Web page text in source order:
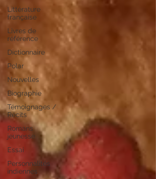
Littérature
française
Livres de
référence
Dictionnaire
Polar
Nouvelles
Biographie
Témoignages /
Récits
Romans
jeunesse
Essai
Personnalités
indiennes